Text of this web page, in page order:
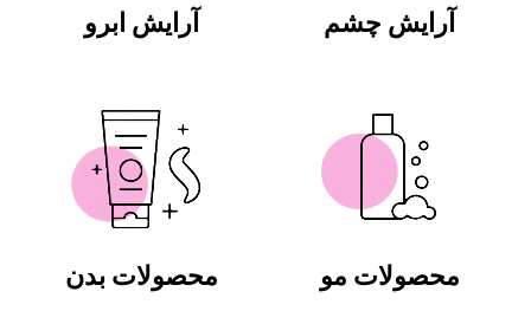
آرایش چشم
محصولات مو
آرایش ابرو
محصولات بدن